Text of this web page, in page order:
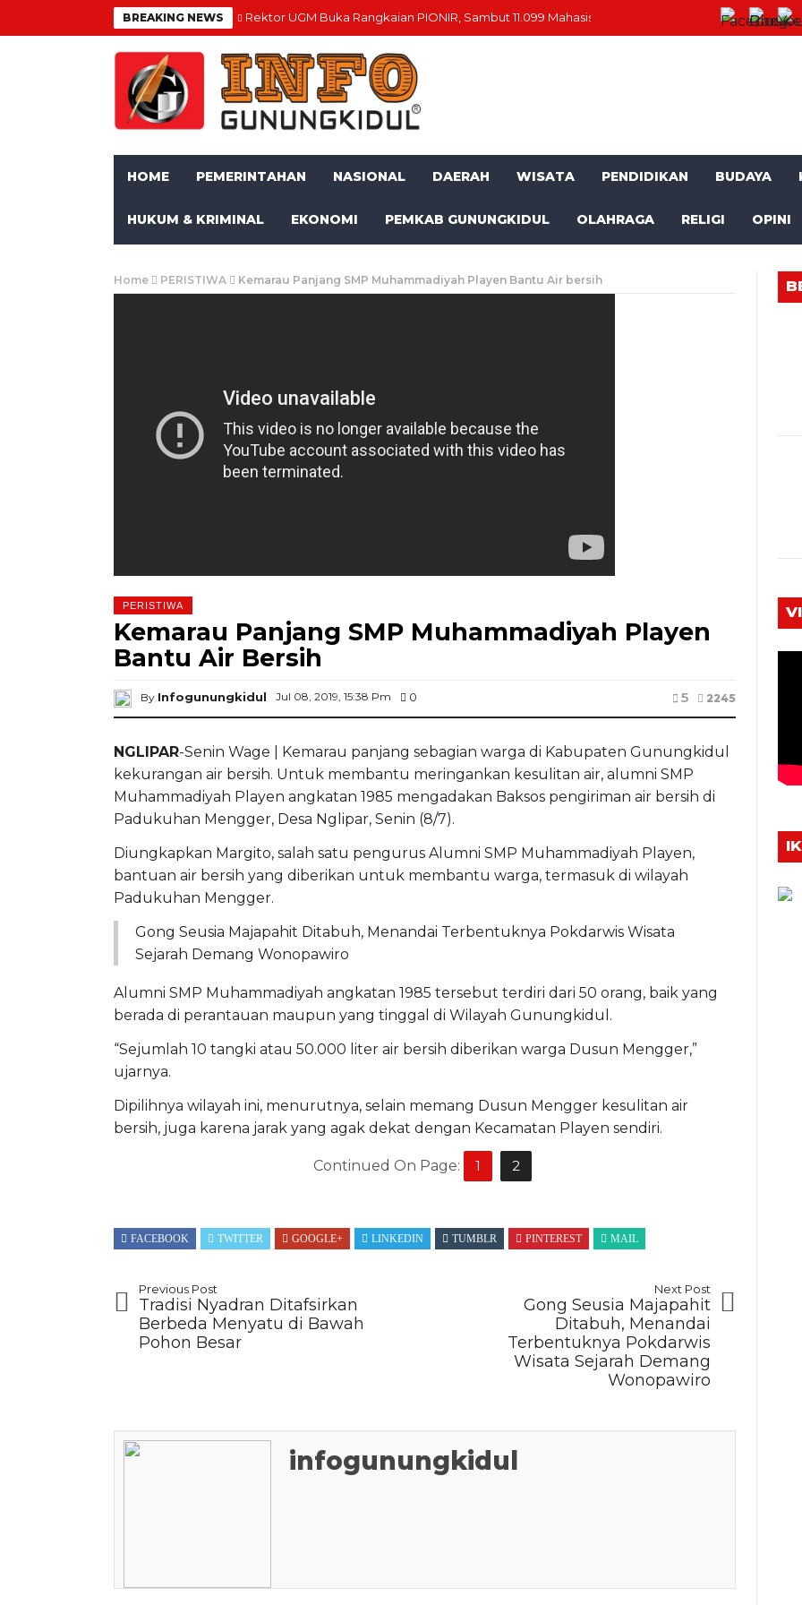
BREAKING NEWS Rektor UGM Buka Rangkaian PIONIR, Sambut 11.099 Mahasiswa Baru Momentum HUT RI
HOME PEMERINTAHAN NASIONAL DAERAH WISATA PENDIDIKAN BUDAYA
HUKUM & KRIMINAL EKONOMI PEMKAB GUNUNGKIDUL OLAHRAGA RELIGI OPINI
Home PERISTIWA Kemarau Panjang SMP Muhammadiyah Playen Bantu Air bersih
PERISTIWA
Kemarau Panjang SMP Muhammadiyah Playen
Bantu Air Bersih
By Infogunungkidul Jul 08, 2019, 15:38 Pm 0 2245
5
NGLIPAR-Senin Wage | Kemarau panjang sebagian warga di Kabupaten Gunungkidul
kekurangan air bersih. Untuk membantu meringankan kesulitan air, alumni SMP
Muhammadiyah Playen angkatan 1985 mengadakan Baksos pengiriman air bersih di
Padukuhan Mengger, Desa Nglipar, Senin (8/7).
Diungkapkan Margito, salah satu pengurus Alumni SMP Muhammadiyah Playen,
bantuan air bersih yang diberikan untuk membantu warga, termasuk di wilayah
Padukuhan Mengger.
Gong Seusia Majapahit Ditabuh, Menandai Terbentuknya Pokdarwis Wisata
Sejarah Demang Wonopawiro
Alumni SMP Muhammadiyah angkatan 1985 tersebut terdiri dari 50 orang, baik yang
berada di perantauan maupun yang tinggal di Wilayah Gunungkidul.
“Sejumlah 10 tangki atau 50.000 liter air bersih diberikan warga Dusun Mengger,”
ujarnya.
Dipilihnya wilayah ini, menurutnya, selain memang Dusun Mengger kesulitan air
bersih, juga karena jarak yang agak dekat dengan Kecamatan Playen sendiri.
Continued On Page: 1 2
FACEBOOK TWITTER GOOGLE+ LINKEDIN TUMBLR PINTEREST MAIL
Previous Post
Tradisi Nyadran Ditafsirkan
Berbeda Menyatu di Bawah
Pohon Besar
Next Post
Gong Seusia Majapahit
Ditabuh, Menandai
Terbentuknya Pokdarwis
Wisata Sejarah Demang
Wonopawiro
infogunungkidul